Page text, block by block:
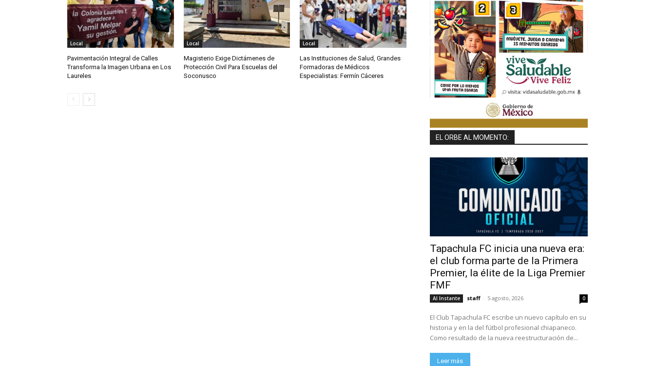
Local
Pavimentación Integral de Calles
Transforma la Imagen Urbana en Los
Laureles
Local
Magisterio Exige Dictámenes de
Protección Civil Para Escuelas del
Soconusco
Local
Las Instituciones de Salud, Grandes
Formadoras de Médicos
Especialistas: Fermín Cáceres
EL ORBE AL MOMENTO:
Tapachula FC inicia una nueva era:
el club forma parte de la Primera
Premier, la élite de la Liga Premier
FMF
Al Instante staff - 5 agosto, 2026 0
El Club Tapachula FC escribe un nuevo capítulo en su
historia y en la del fútbol profesional chiapaneco.
Como resultado de la nueva reestructuración de...
Leer más